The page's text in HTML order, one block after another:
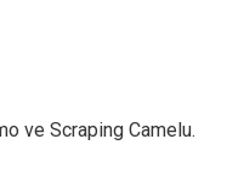
ve Scraping Camelu.